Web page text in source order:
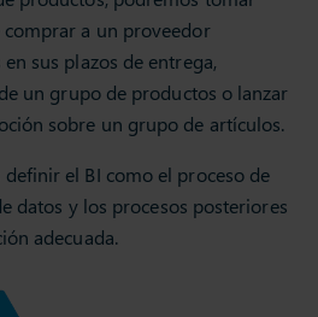
a un proveedor
sus plazos de entrega​,
un grupo de productos o lanzar
sobre un grupo de artículos.
el BI como el proceso de
datos y los procesos posteriores
adecuada.